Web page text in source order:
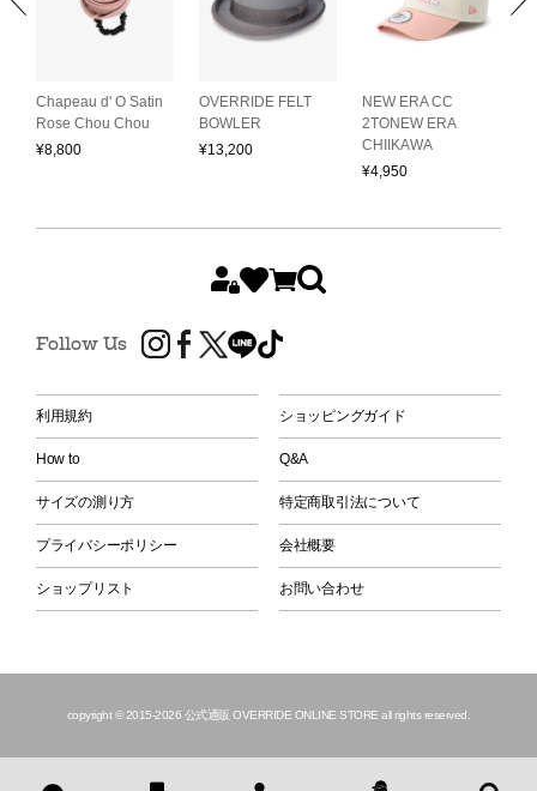
Chapeau d' O Satin
Rose Chou Chou
¥8,800
OVERRIDE FELT
BOWLER
¥13,200
NEW ERA CC
2TONEW ERA
CHIIKAWA
¥4,950
Follow Us
利用規約 ショッピングガイド
How to Q&A
サイズの測り方 特定商取引法について
プライバシーポリシー 会社概要
ショップリスト お問い合わせ
copyright © 2015-2026 公式通販 OVERRIDE ONLINE STORE all rights reserved.